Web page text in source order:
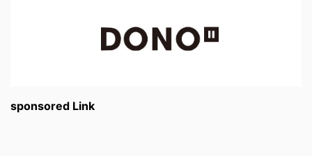
sponsored Link